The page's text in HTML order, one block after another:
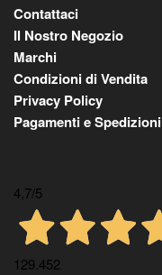
Contattaci
Il Nostro Negozio
Marchi
Condizioni di Vendita
Privacy Policy
Pagamenti e Spedizioni
4,7/5
129.452